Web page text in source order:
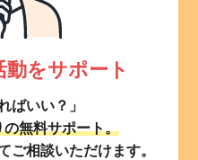
をサポート
ばいい？」
無料サポート。
ご相談いただけます。